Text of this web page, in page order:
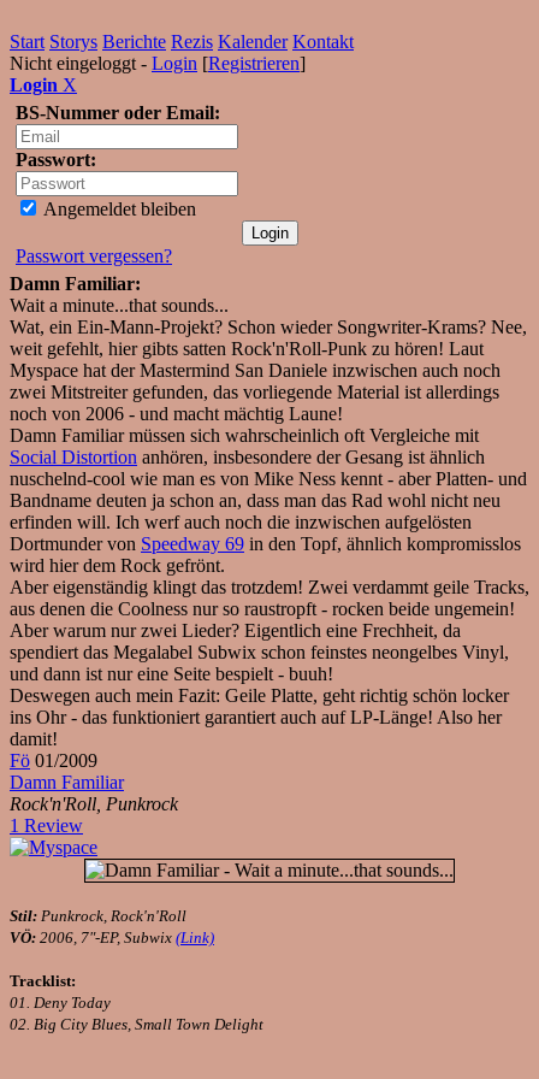
Start Storys Berichte Rezis Kalender Kontakt
Nicht eingeloggt - Login [Registrieren]
Login X
BS-Nummer oder Email:
Passwort:
Angemeldet bleiben
Passwort vergessen?
Damn Familiar:
Wait a minute...that sounds...
Wat, ein Ein-Mann-Projekt? Schon wieder Songwriter-Krams? Nee,
weit gefehlt, hier gibts satten Rock'n'Roll-Punk zu hören! Laut
Myspace hat der Mastermind San Daniele inzwischen auch noch
zwei Mitstreiter gefunden, das vorliegende Material ist allerdings
noch von 2006 - und macht mächtig Laune!
Damn Familiar müssen sich wahrscheinlich oft Vergleiche mit
Social Distortion anhören, insbesondere der Gesang ist ähnlich
nuschelnd-cool wie man es von Mike Ness kennt - aber Platten- und
Bandname deuten ja schon an, dass man das Rad wohl nicht neu
erfinden will. Ich werf auch noch die inzwischen aufgelösten
Dortmunder von Speedway 69 in den Topf, ähnlich kompromisslos
wird hier dem Rock gefrönt.
Aber eigenständig klingt das trotzdem! Zwei verdammt geile Tracks,
aus denen die Coolness nur so raustropft - rocken beide ungemein!
Aber warum nur zwei Lieder? Eigentlich eine Frechheit, da
spendiert das Megalabel Subwix schon feinstes neongelbes Vinyl,
und dann ist nur eine Seite bespielt - buuh!
Deswegen auch mein Fazit: Geile Platte, geht richtig schön locker
ins Ohr - das funktioniert garantiert auch auf LP-Länge! Also her
damit!
Fö 01/2009
Damn Familiar
Rock'n'Roll, Punkrock
1 Review
Stil: Punkrock, Rock'n'Roll
VÖ: 2006, 7"-EP, Subwix (Link)
Tracklist:
01. Deny Today
02. Big City Blues, Small Town Delight